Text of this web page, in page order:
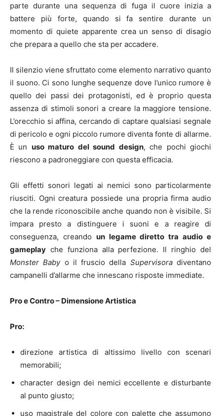
parte durante una sequenza di fuga il cuore inizia a
battere più forte, quando si fa sentire durante un
momento di quiete apparente crea un senso di disagio
che prepara a quello che sta per accadere.
Il silenzio viene sfruttato come elemento narrativo quanto
il suono. Ci sono lunghe sequenze dove l’unico rumore è
quello dei passi dei protagonisti, ed è proprio questa
assenza di stimoli sonori a creare la maggiore tensione.
L’orecchio si affina, cercando di captare qualsiasi segnale
di pericolo e ogni piccolo rumore diventa fonte di allarme.
È un uso maturo del sound design, che pochi giochi
riescono a padroneggiare con questa efficacia.
Gli effetti sonori legati ai nemici sono particolarmente
riusciti. Ogni creatura possiede una propria firma audio
che la rende riconoscibile anche quando non è visibile. Si
impara presto a distinguere i suoni e a reagire di
conseguenza, creando un legame diretto tra audio e
gameplay che funziona alla perfezione. Il ringhio del
Monster Babyo il fruscio della Supervisoradiventano
campanelli d’allarme che innescano risposte immediate.
Pro e Contro – Dimensione Artistica
Pro:
direzione artistica di altissimo livello con scenari
memorabili;
character design dei nemici eccellente e disturbante
al punto giusto;
uso magistrale del colore con palette che assumono